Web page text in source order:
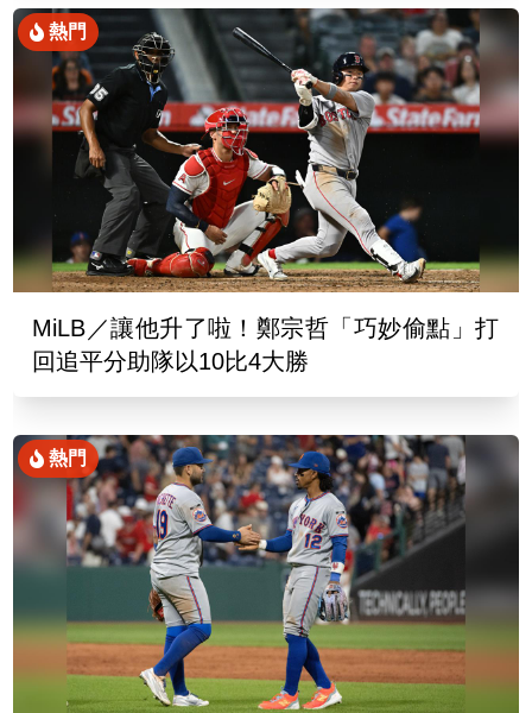
熱門
MiLB／讓他升了啦！鄭宗哲「巧妙偷點」打
回追平分助隊以10比4大勝
熱門